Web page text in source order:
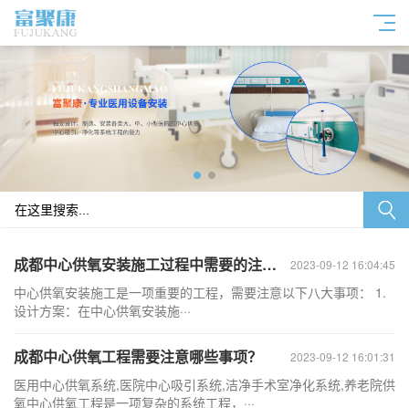
2023-09-12 16:04:45
成都中心供氧安装施工过程中需要的注意事项
中心供氧安装施工是一项重要的工程，需要注意以下八大事项： 1.
设计方案：在中心供氧安装施···
2023-09-12 16:01:31
成都中心供氧工程需要注意哪些事项？
医用中心供氧系统,医院中心吸引系统,洁净手术室净化系统,养老院供
氧中心供氧工程是一项复杂的系统工程，···